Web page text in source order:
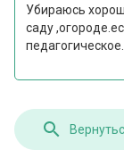
Убираюсь
саду